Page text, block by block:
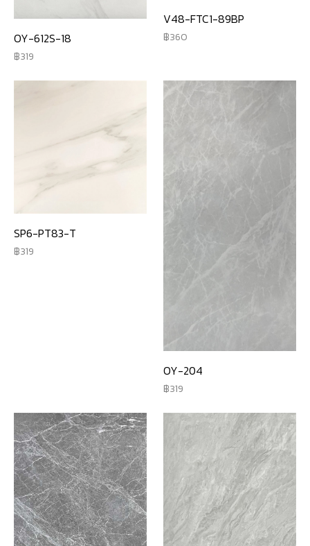
OY-612S-18
319
V48-FTC1-89BP
360
SP6-PT83-T
319
OY-204
319